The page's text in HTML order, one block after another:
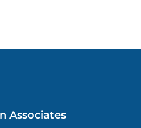
Associates